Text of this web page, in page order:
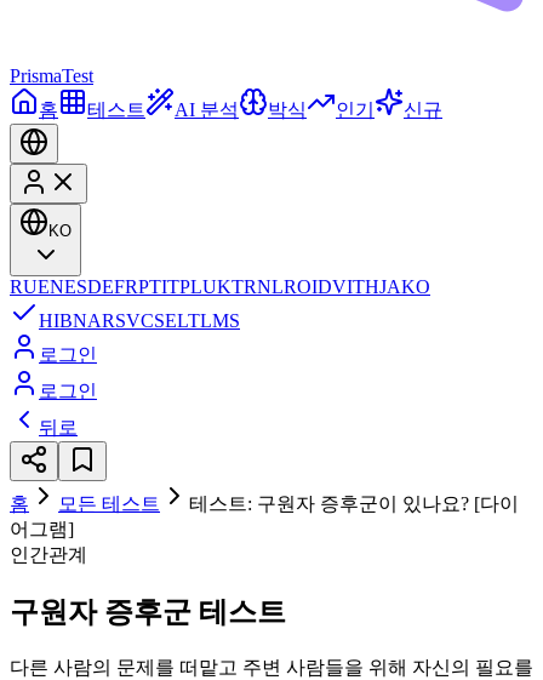
PrismaTest
홈
테스트 AI 분석 박식 인기 신규
KO
RUENESDEFRPTITPLUKTRNLROIDVITHJAKO
HIBNARSVCSELTLMS
로그인
로그인
뒤로
홈 모든 테스트
테스트: 구원자 증후군이 있나요? [다이
어그램]
인간관계
구원자 증후군 테스트
다른 사람의 문제를 떠맡고 주변 사람들을 위해 자신의 필요를